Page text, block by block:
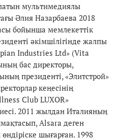
мультимедиялы
Әлия Назарбаева 2018
бойынша мемлекеттік
әкімшілігінде жалпы
Industries Ltd» (Vita
бас директоры,
президенті, «Элитстрой»
кеңесінің
Club LUXOR»
2011 жылдан Италияның
Alsara деген
шығарған. 1998